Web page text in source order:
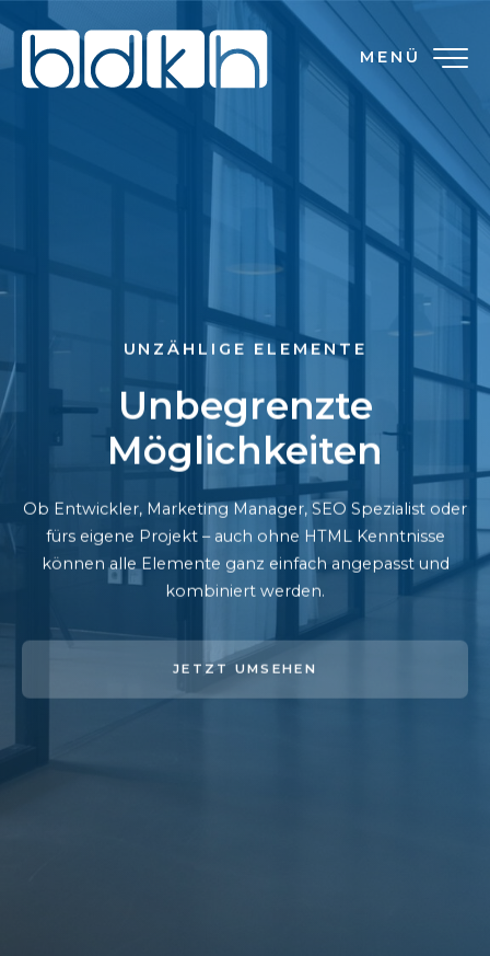
MENÜ
UNZÄHLIGE ELEMENTE
Unbegrenzte
Möglichkeiten
Ob Entwickler, Marketing Manager, SEO Spezialist oder
fürs eigene Projekt – auch ohne HTML Kenntnisse
können alle Elemente ganz einfach angepasst und
kombiniert werden.
JETZT UMSEHEN